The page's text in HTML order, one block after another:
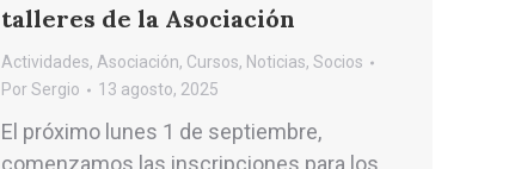
talleres de la Asociación
Actividades, Asociación, Cursos, Noticias, Socios
PorSergio 13 agosto, 2025
El próximo lunes 1 de septiembre,
comenzamos las inscripciones para los